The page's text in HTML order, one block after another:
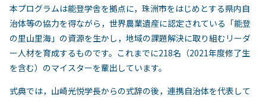
本プログラムは能登学舎を拠点に，珠洲市をはじめとする県内自
治体等の協力を得ながら，世界農業遺産に認定されている「能登
の里山里海」の資源を生かし，地域の課題解決に取り組むリーダ
ー人材を育成するものです。これまでに218名（2021年度修了生
を含む）のマイスターを輩出しています。
式典では，山崎光悦学長からの式辞の後，連携自治体を代表して